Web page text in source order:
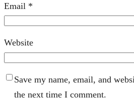
Email *
Website
Save my name, email, and
the next time I comment.